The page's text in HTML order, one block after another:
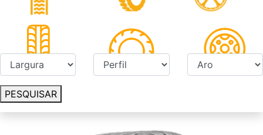
PESQUISAR